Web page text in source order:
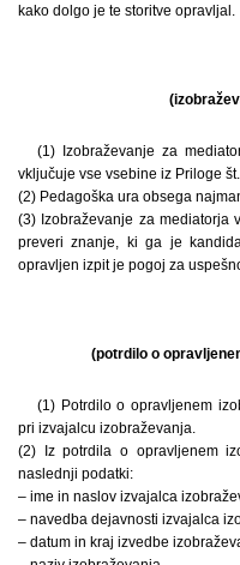
kako dolgo je te storitve opravljal.
(1) Izobraževanje za
vključuje vse vsebine iz Priloge
(2) Pedagoška ura obsega
(3) Izobraževanje za mediatorja
preveri znanje, ki ga je
opravljen izpit je pogoj za
(potrdilo o
(1) Potrdilo o opravljenem
pri izvajalcu izobraževanja.
(2) Iz potrdila o opravljenem
naslednji podatki:
– ime in naslov izvajalca
– navedba dejavnosti izvajalca
– datum in kraj izvedbe